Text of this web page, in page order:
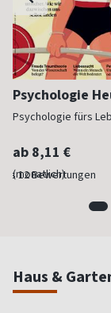
Psychologie
Psychologie fürs
ab 8,11 €
(monatlich)
Haus &